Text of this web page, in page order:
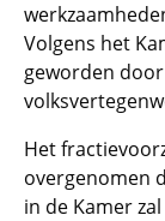
Volgens het
geworden
Het
overgenomen
in de Kamer